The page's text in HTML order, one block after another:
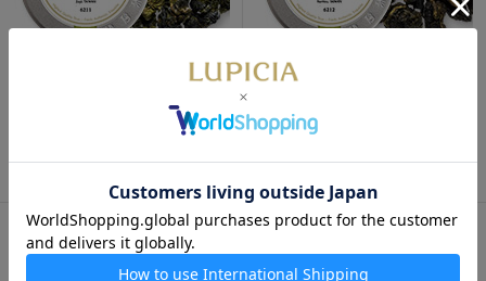
阿里山金萱 春摘み 30g 缶入
数量限定
凍頂烏龍 甜香 春摘み 30g 缶